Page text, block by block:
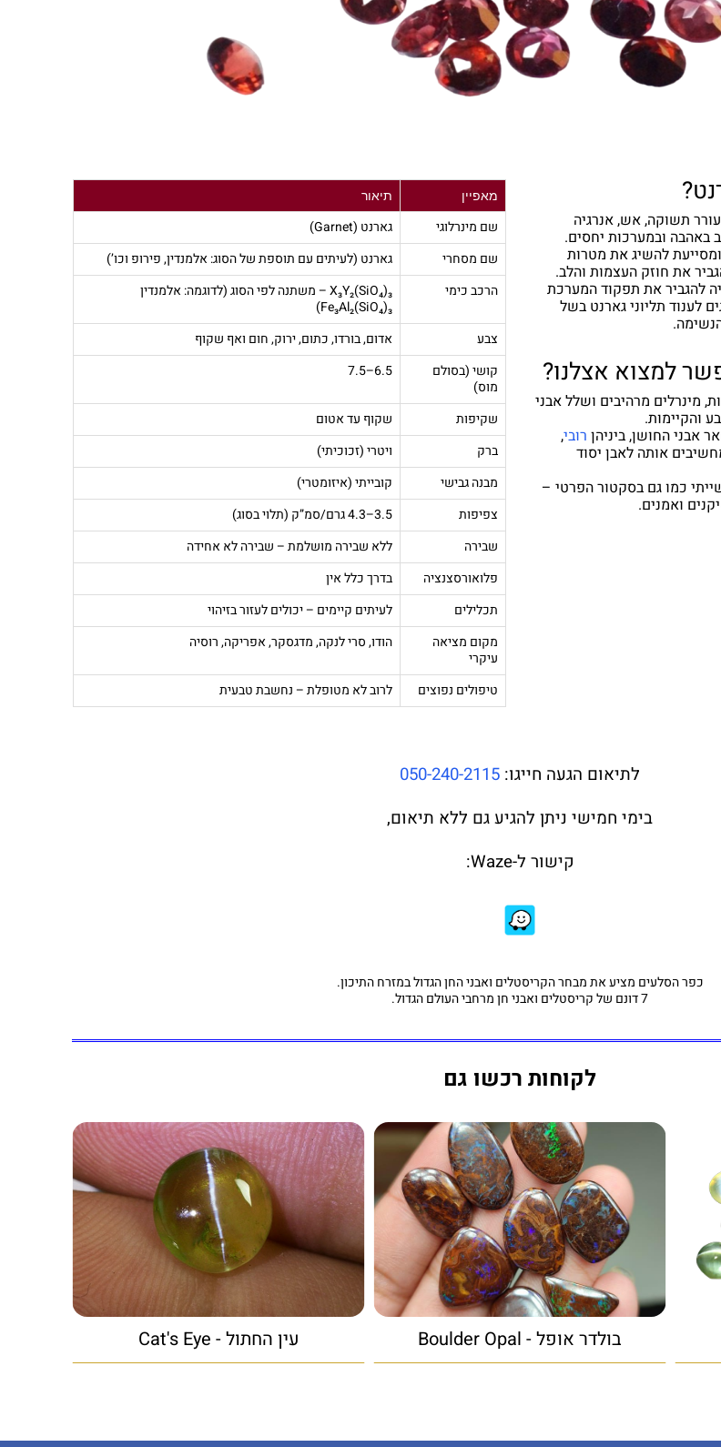
מאפיין תיאור
שם מינרלוגי
גארנט (Garnet)
שם מסחרי
גארנט (לעיתים עם תוספת של הסוג: אלמנדין, פירופ וכו’)
הרכב כימי
X₃Y₂(SiO₄)₃ – משתנה לפי הסוג (לדוגמה: אלמנדין
Fe₃Al₂(SiO₄)₃)
צבע
אדום, בורדו, כתום, ירוק, חום ואף שקוף
קושי (בסולם
מוס)
6.5–7.5
שקיפות
שקוף עד אטום
ברק
ויטרי (זכוכיתי)
מבנה גבישי
קובייתי (איזומטרי)
צפיפות
3.5–4.3 גרם/סמ”ק (תלוי בסוג)
שבירה
ללא שבירה מושלמת – שבירה לא אחידה
פלואורסצנציה
בדרך כלל אין
תכלילים
לעיתים קיימים – יכולים לעזור בזיהוי
מקום מציאה
עיקרי
הודו, סרי לנקה, מדגסקר, אפריקה, רוסיה
טיפולים נפוצים לרוב לא מטופלת – נחשבת טבעית
תשוקה, אש, אנרגיה
באהבה ובמערכות יחסים.
להשיג את מטרות
את חוזק העצמות והלב.
להגביר את תפקוד המערכת
לענוד תליוני גארנט בשל
למצוא אצלנו?
מינרלים מרהיבים ושלל אבני
והקיימות.
אבני החושן, ביניהן רובי,
אותה לאבן יסוד
כמו גם בסקטור הפרטי –
ואמנים.
לתיאום הגעה חייגו: 050-240-2115
בימי חמישי ניתן להגיע גם ללא תיאום,
קישור ל-Waze:
כפר הסלעים מציע את מבחר הקריסטלים ואבני החן הגדול במזרח התיכון.
7 דונם של קריסטלים ואבני חן מרחבי העולם הגדול.
לקוחות רכשו גם
עין החתול - Cat's Eye בולדר אופל - Boulder Opal